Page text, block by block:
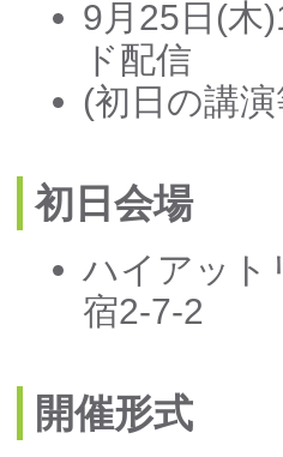
9月25日(木
ド配信
(初日の講
初日会場
ハイアット
宿2-7-2
開催形式